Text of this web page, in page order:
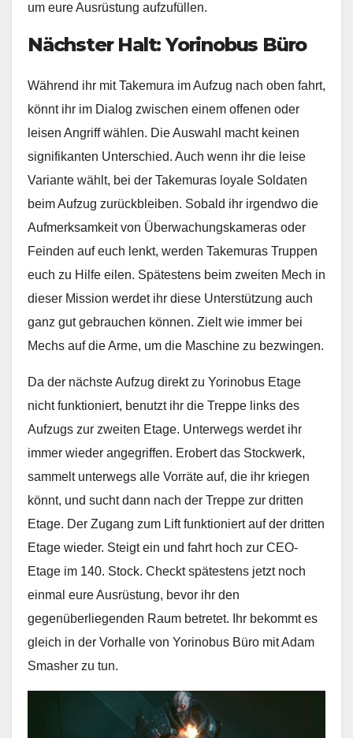
um eure Ausrüstung aufzufüllen.
Nächster Halt: Yorinobus Büro
Während ihr mit Takemura im Aufzug nach oben fahrt,
könnt ihr im Dialog zwischen einem offenen oder
leisen Angriff wählen. Die Auswahl macht keinen
signifikanten Unterschied. Auch wenn ihr die leise
Variante wählt, bei der Takemuras loyale Soldaten
beim Aufzug zurückbleiben. Sobald ihr irgendwo die
Aufmerksamkeit von Überwachungskameras oder
Feinden auf euch lenkt, werden Takemuras Truppen
euch zu Hilfe eilen. Spätestens beim zweiten Mech in
dieser Mission werdet ihr diese Unterstützung auch
ganz gut gebrauchen können. Zielt wie immer bei
Mechs auf die Arme, um die Maschine zu bezwingen.
Da der nächste Aufzug direkt zu Yorinobus Etage
nicht funktioniert, benutzt ihr die Treppe links des
Aufzugs zur zweiten Etage. Unterwegs werdet ihr
immer wieder angegriffen. Erobert das Stockwerk,
sammelt unterwegs alle Vorräte auf, die ihr kriegen
könnt, und sucht dann nach der Treppe zur dritten
Etage. Der Zugang zum Lift funktioniert auf der dritten
Etage wieder. Steigt ein und fahrt hoch zur CEO-
Etage im 140. Stock. Checkt spätestens jetzt noch
einmal eure Ausrüstung, bevor ihr den
gegenüberliegenden Raum betretet. Ihr bekommt es
gleich in der Vorhalle von Yorinobus Büro mit Adam
Smasher zu tun.